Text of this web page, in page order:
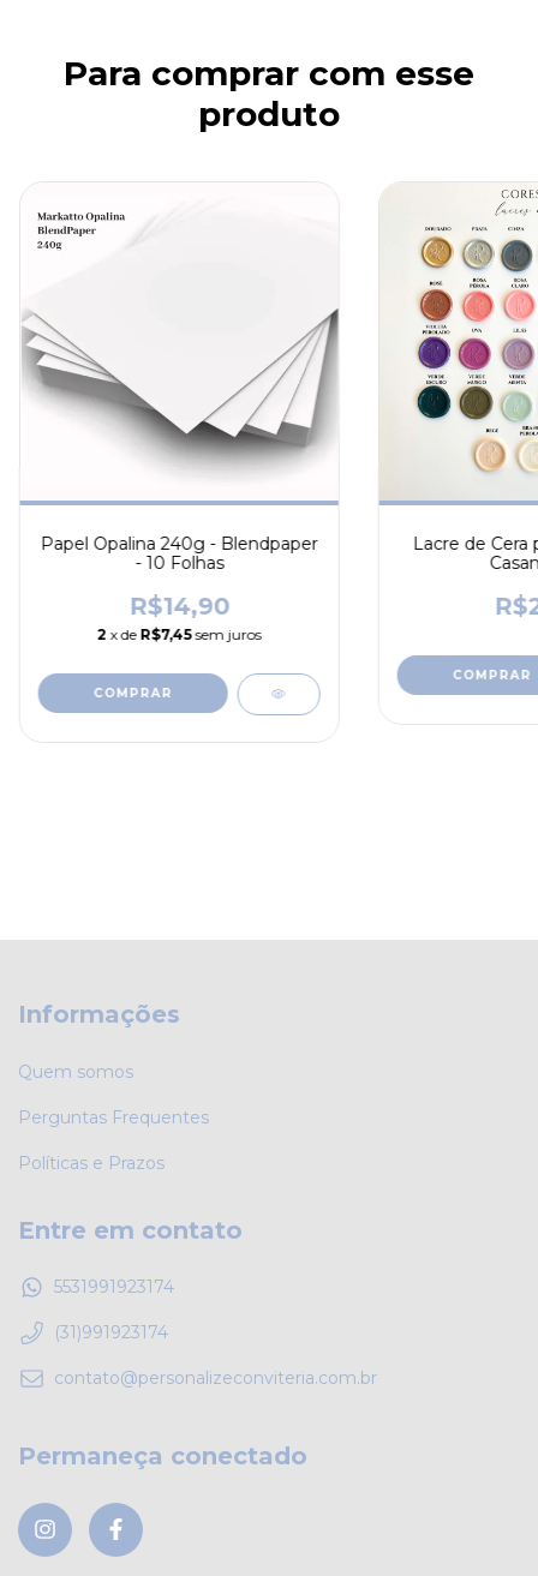
Para comprar com esse
produto
Papel Opalina 240g - Blendpaper
- 10 Folhas
R$14,90
2 x de R$7,45 sem juros
Lacre de Cera
COMPRAR
Informações
Quem somos
Perguntas Frequentes
Políticas e Prazos
Entre em contato
5531991923174
(31)991923174
contato@personalizeconviteria.com.br
Permaneça conectado